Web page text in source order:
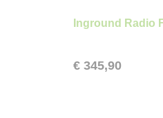
Inground Radio
€ 345,90